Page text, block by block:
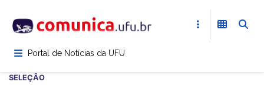
para
conteúdoPortal de Notícias da UFU
SELEÇÃO